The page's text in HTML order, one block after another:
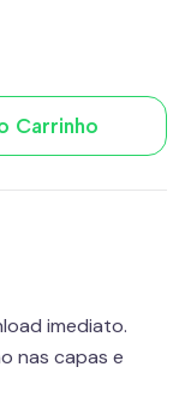
Carrinho
imediato.
nas capas e